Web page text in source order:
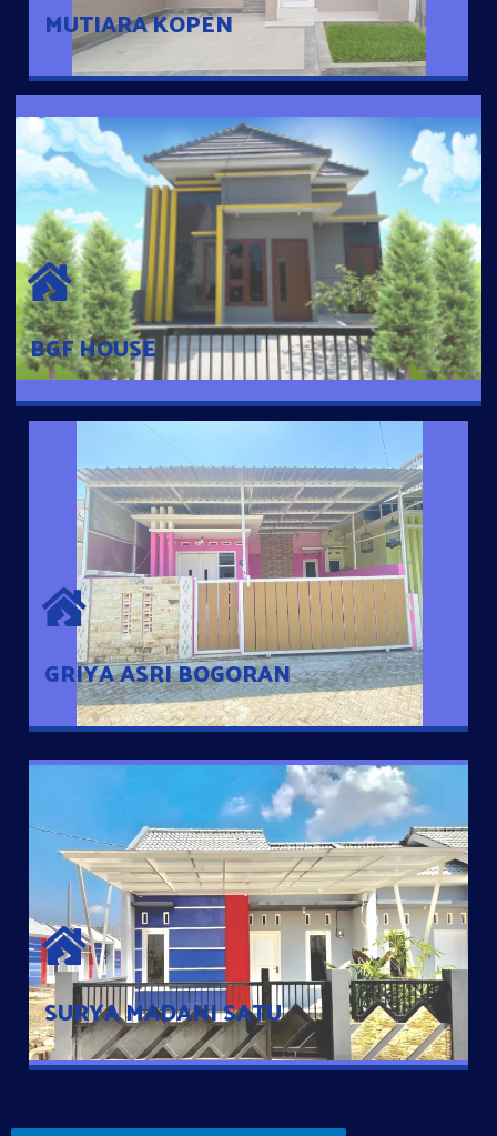
MUTIARA KOPEN
BGF HOUSE
BGF HOUSE
Hunian Mewah Pusat Kota dengan fasilitas Free Desain, Dapur,
Parkir Mobil dengan 3 Kamar Tidur dan 2 Kamar Mandi.
GRIYA ASRI BOGORAN
GRIYA ASRI BOGORAN
Desain Modern Minimalis dengan Konsep Rumah Pintar
Sehingga Memudahkan Penghuni mengakses rumahnya
dengan Ponsel
SURYA MADANI SATU
SURYA MADANI SATU
Satu-satunya Hunian nyaman dengan harga subsidi hanya 100
jutaan dengan lokasi strategis di Tuban